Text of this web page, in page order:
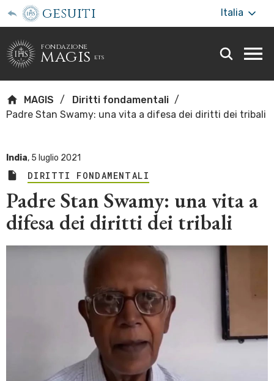
gesuiti Italia
fondazione
magis ets
MAGIS
Diritti fondamentali
Padre Stan Swamy: una vita a difesa dei diritti dei tribali
India, 5 luglio 2021
DIRITTI FONDAMENTALI
Padre Stan Swamy: una vita a
difesa dei diritti dei tribali